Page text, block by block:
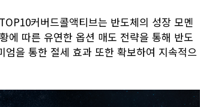
커버드콜액티브는 반도체의 성장 모멘
에 따른 유연한 옵션 매도 전략을 통해 반도
을 통한 절세 효과 또한 확보하여 지속적으